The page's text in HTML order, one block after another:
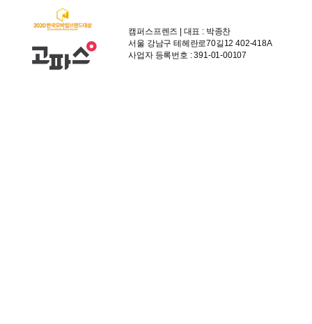
캠퍼스프렌즈 | 대표 : 박종찬
서울 강남구 테헤란로70길12 402-418A
사업자 등록번호 : 391-01-00107